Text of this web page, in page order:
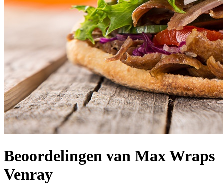
Beoordelingen van Max Wraps
Venray